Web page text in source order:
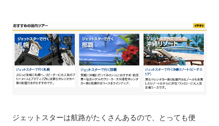
ジェットスターは航路がたくさんあるので、とっても便